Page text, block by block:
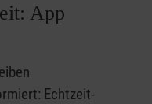
App
Echtzeit-